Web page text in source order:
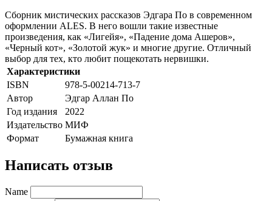
Сборник мистических рассказов Эдгара По в современном
оформлении ALES. В него вошли такие известные
произведения, как «Лигейя», «Падение дома Ашеров»,
«Черный кот», «Золотой жук» и многие другие. Отличный
выбор для тех, кто любит пощекотать нервишки.
Характеристики
ISBN
978-5-00214-713-7
Автор
Эдгар Аллан По
Год издания
2022
Издательство МИФ
Формат
Бумажная книга
Написать отзыв
Name